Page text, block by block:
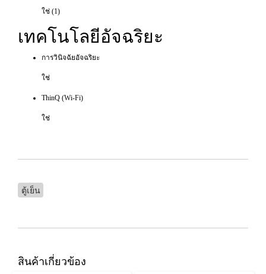
ใช่ (1)
เทคโนโลยีอัจฉริยะ
การวินิจฉัยอัจฉริยะ
ใช่
ThinQ (Wi-Fi)
ใช่
ตู้เย็น
สินค้าเกี่ยวข้อง